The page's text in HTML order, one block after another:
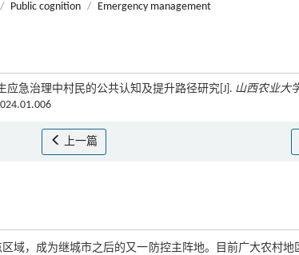
/ Public cognition / Emergency management
应急治理中村民的公共认知及提升路径研究[J]. 山西农业大
上一篇
域，成为继城市之后的又一防控主阵地。目前广大农村